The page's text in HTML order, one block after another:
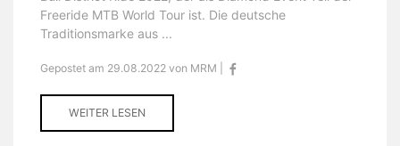
Freeride MTB World Tour ist. Die deutsche
Traditionsmarke aus ...
Gepostet am 29.08.2022 von MRM |
WEITER LESEN